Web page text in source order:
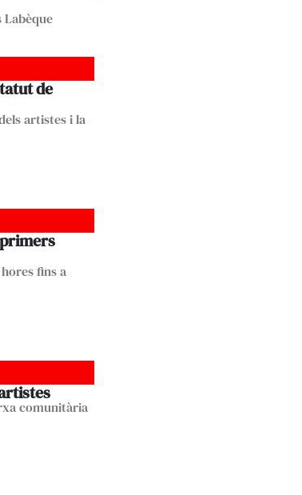
Labèque
de
artistes i la
fins a
comunitària